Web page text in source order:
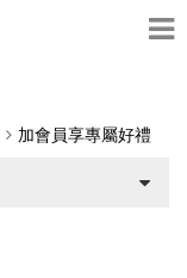
加會員享專屬好禮